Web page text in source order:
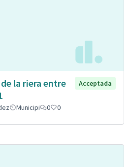
la riera entre
Acceptada
Municipi 0 0